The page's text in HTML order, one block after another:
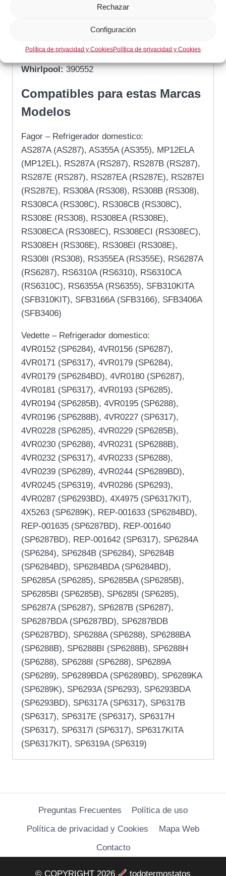
Rechazar
Configuración
Política de privacidad y CookiesPolítica de privacidad y Cookies
Vedette:390552
Whirlpool:390552
Compatibles para estas Marcas
Modelos
Fagor – Refrigerador domestico:
AS287A (AS287), AS355A (AS355), MP12ELA
(MP12EL), RS287A (RS287), RS287B (RS287),
RS287E (RS287), RS287EA (RS287E), RS287EI
(RS287E), RS308A (RS308), RS308B (RS308),
RS308CA (RS308C), RS308CB (RS308C),
RS308E (RS308), RS308EA (RS308E),
RS308ECA (RS308EC), RS308ECI (RS308EC),
RS308EH (RS308E), RS308EI (RS308E),
RS308I (RS308), RS355EA (RS355E), RS6287A
(RS6287), RS6310A (RS6310), RS6310CA
(RS6310C), RS6355A (RS6355), SFB310KITA
(SFB310KIT), SFB3166A (SFB3166), SFB3406A
(SFB3406)
Vedette – Refrigerador domestico:
4VR0152 (SP6284), 4VR0156 (SP6287),
4VR0171 (SP6317), 4VR0179 (SP6284),
4VR0179 (SP6284BD), 4VR0180 (SP6287),
4VR0181 (SP6317), 4VR0193 (SP6285),
4VR0194 (SP6285B), 4VR0195 (SP6288),
4VR0196 (SP6288B), 4VR0227 (SP6317),
4VR0228 (SP6285), 4VR0229 (SP6285B),
4VR0230 (SP6288), 4VR0231 (SP6288B),
4VR0232 (SP6317), 4VR0233 (SP6288),
4VR0239 (SP6289), 4VR0244 (SP6289BD),
4VR0245 (SP6319), 4VR0286 (SP6293),
4VR0287 (SP6293BD), 4X4975 (SP6317KIT),
4X5263 (SP6289K), REP-001633 (SP6284BD),
REP-001635 (SP6287BD), REP-001640
(SP6287BD), REP-001642 (SP6317), SP6284A
(SP6284), SP6284B (SP6284), SP6284B
(SP6284BD), SP6284BDA (SP6284BD),
SP6285A (SP6285), SP6285BA (SP6285B),
SP6285BI (SP6285B), SP6285I (SP6285),
SP6287A (SP6287), SP6287B (SP6287),
SP6287BDA (SP6287BD), SP6287BDB
(SP6287BD), SP6288A (SP6288), SP6288BA
(SP6288B), SP6288BI (SP6288B), SP6288H
(SP6288), SP6288I (SP6288), SP6289A
(SP6289), SP6289BDA (SP6289BD), SP6289KA
(SP6289K), SP6293A (SP6293), SP6293BDA
(SP6293BD), SP6317A (SP6317), SP6317B
(SP6317), SP6317E (SP6317), SP6317H
(SP6317), SP6317I (SP6317), SP6317KITA
(SP6317KIT), SP6319A (SP6319)
Preguntas Frecuentes
Política de uso
Política de privacidad y Cookies
Mapa Web
Contacto
© COPYRIGHT 2026 todotermostatos